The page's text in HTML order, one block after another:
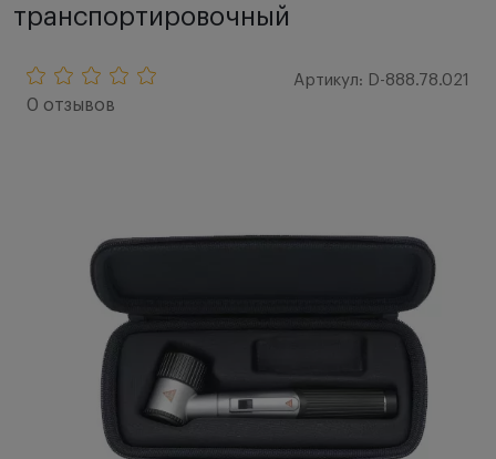
транспортировочный
0 отзывов
Артикул: D-888.78.021